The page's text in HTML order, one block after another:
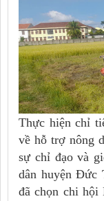
Thực hiện chỉ
về hỗ trợ nông
sự chỉ đạo và
dân huyện Đức
đã chọn chi hội